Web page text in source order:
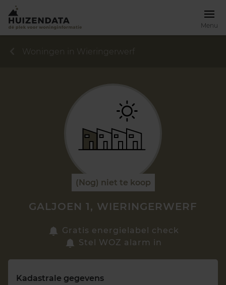
Menu
Zoek een woning
Woningen in Wieringerwerf
(Nog) niet te koop
GALJOEN 1, WIERINGERWERF
Gratis energielabel check
Stel WOZ alarm in
Kadastrale gegevens